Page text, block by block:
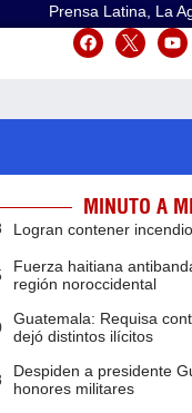
Prensa Latina, La
MINUTO A
Logran contener
Fuerza haitiana
región noroccidental
Guatemala: Requisa
dejó distintos ilícitos
Despiden a presidente
honores militares